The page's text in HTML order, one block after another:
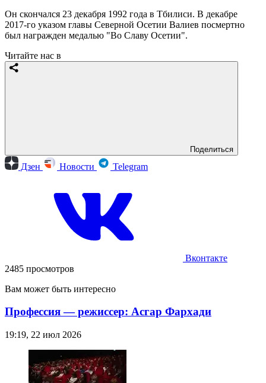
Он скончался 23 декабря 1992 года в Тбилиси. В декабре
2017-го указом главы Северной Осетии Валиев посмертно
был награжден медалью "Во Славу Осетии".
Читайте нас в
Поделиться
Дзен Новости Telegram
Вконтакте
2485 просмотров
Вам может быть интересно
Профессия — режиссер: Асгар Фархади
19:19, 22 июл 2026